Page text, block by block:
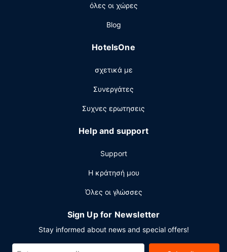
όλες οι χώρες
Blog
HotelsOne
σχετικά με
Συνεργάτες
Συχνες ερωτησεις
Help and support
Support
Η κράτησή μου
Όλες οι γλώσσες
Sign Up for Newsletter
Stay informed about news and special offers!